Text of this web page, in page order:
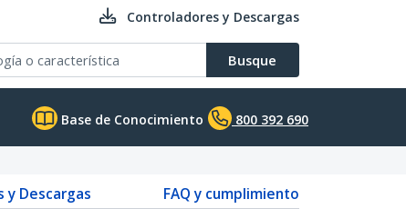
Controladores y Descargas
Busque
Base de Conocimiento 800 392 690
y Descargas
FAQ y cumplimiento